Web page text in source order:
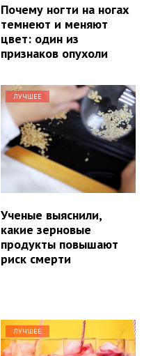
Почему ногти на ногах
темнеют и меняют
цвет: один из
признаков опухоли
ЛУЧШЕЕ
Ученые выяснили,
какие зерновые
продукты повышают
риск смерти
ЛУЧШЕЕ